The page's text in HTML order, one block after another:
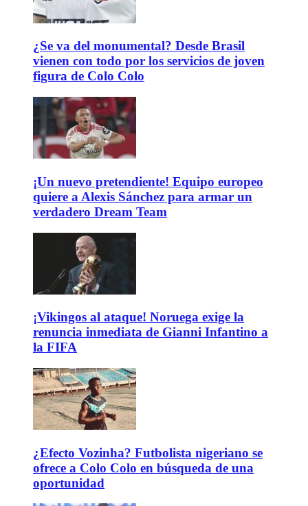
¿Se va del monumental? Desde Brasil
vienen con todo por los servicios de joven
figura de Colo Colo
¡Un nuevo pretendiente! Equipo europeo
quiere a Alexis Sánchez para armar un
verdadero Dream Team
¡Vikingos al ataque! Noruega exige la
renuncia inmediata de Gianni Infantino a
la FIFA
¿Efecto Vozinha? Futbolista nigeriano se
ofrece a Colo Colo en búsqueda de una
oportunidad